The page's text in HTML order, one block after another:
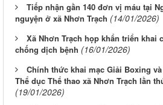
Tiếp nhận gần 140 đơn vị máu tại
nguyện ở xã Nhơn Trạch (14/01/2026)
Xã Nhơn Trạch họp khẩn triển khai
chống dịch bệnh (16/01/2026)
Chính thức khai mạc Giải Boxing
Thể dục Thể thao xã Nhơn Trạch lần
(19/01/2026)